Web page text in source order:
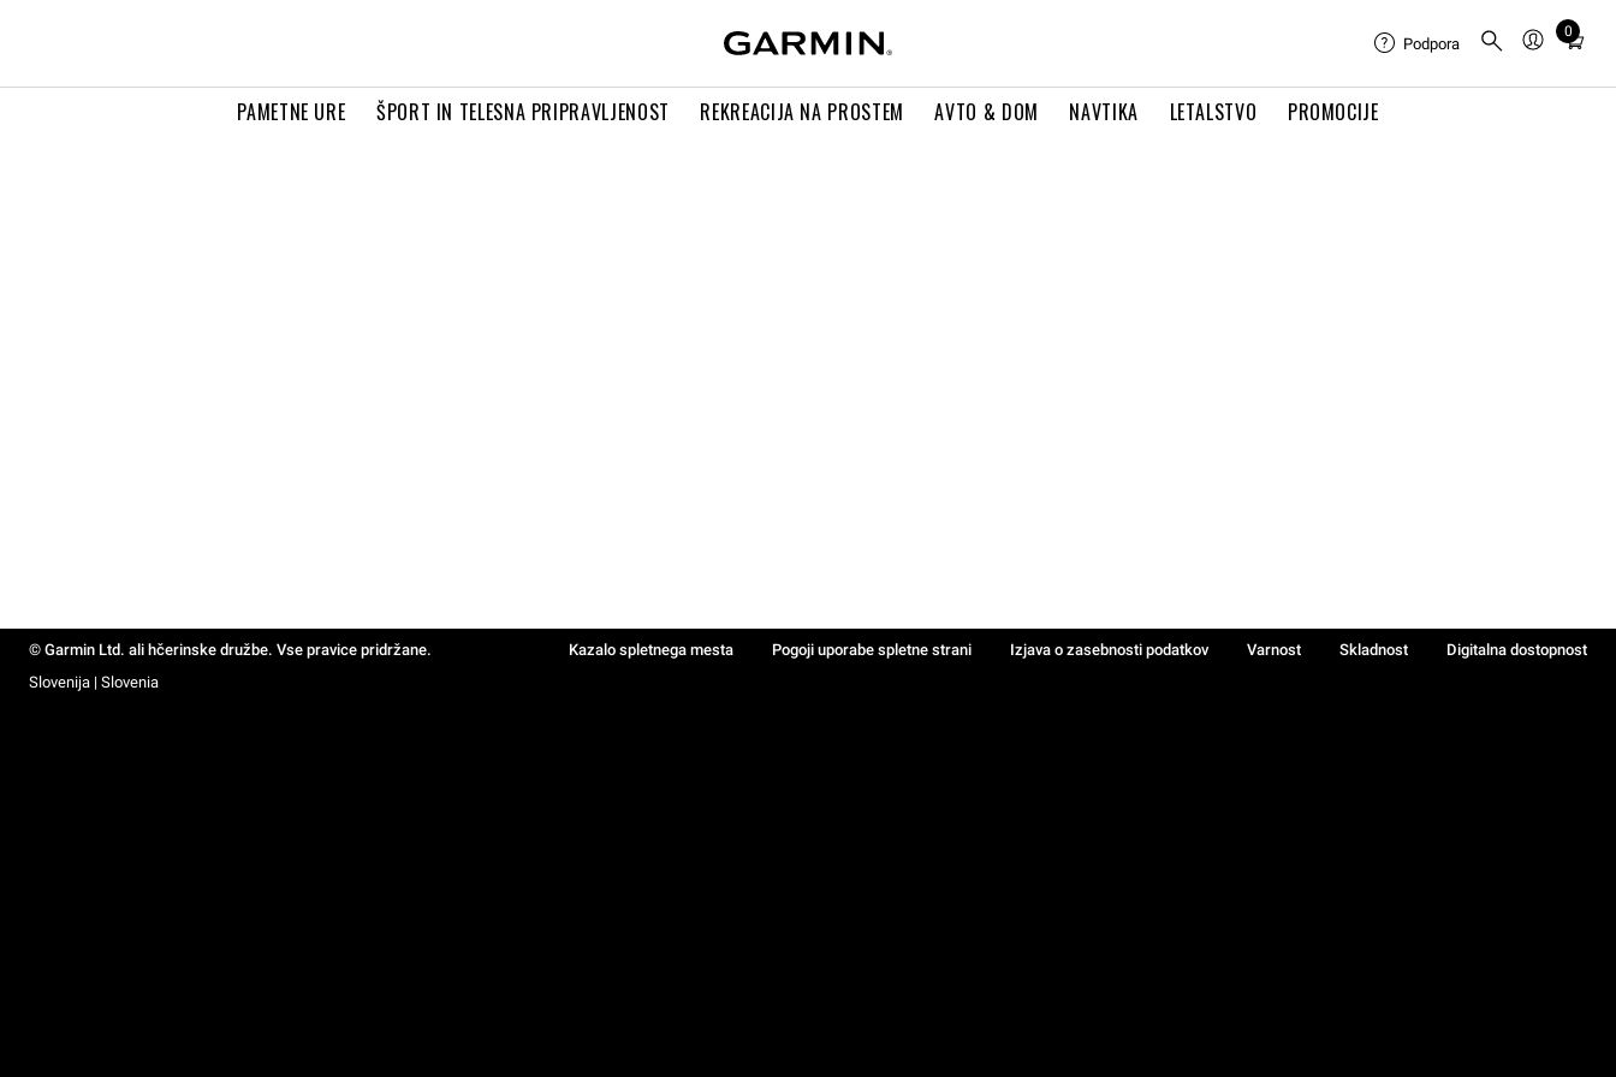
PAMETNE URE ŠPORT IN TELESNA PRIPRAVLJENOST REKREACIJA NA PROSTEM AVTO & DOM NAVTIKA LETALSTVO PROMOCIJE
Podpora
0
Total
in
© Garmin Ltd. ali hčerinske družbe. Vse pravice pridržane. Kazalo spletnega mesta Pogoji uporabe spletne strani Izjava o zasebnosti podatkov Varnost Skladnost
Digitalna dostopnost
Slovenija | Slovenia